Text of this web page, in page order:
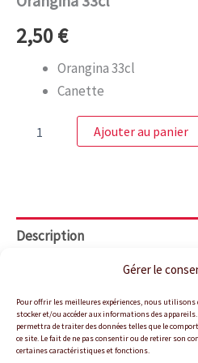
Gérer le
Pour offrir les meilleures expériences, nous utilisons
stocker et/ou accéder aux informations des
permettra de traiter des données telles que le
ce site. Le fait de ne pas consentir ou de retirer son
certaines caractéristiques et fonctions.
2,50€
Orangina 33cl
Canette
Ajouter au panier
Description
Orangina 33cl
Canette